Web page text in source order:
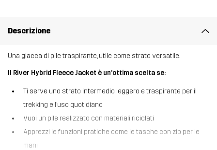
Descrizione
Una giacca di pile traspirante, utile come strato versatile.
Il River Hybrid Fleece Jacket è un’ottima scelta se:
Ti serve uno strato intermedio leggero e traspirante per il
trekking e l’uso quotidiano
Vuoi un pile realizzato con materiali riciclati
Apprezzi le funzioni pratiche come le tasche con zip per le
mani